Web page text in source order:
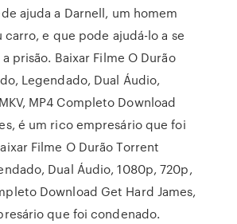
ajuda a Darnell, um homem
carro, e que pode ajudá-lo a se
prisão. Baixar Filme O Durão
Legendado, Dual Áudio,
MP4 Completo Download
é um rico empresário que foi
Filme O Durão Torrent
Dual Áudio, 1080p, 720p,
Download Get Hard James,
que foi condenado.